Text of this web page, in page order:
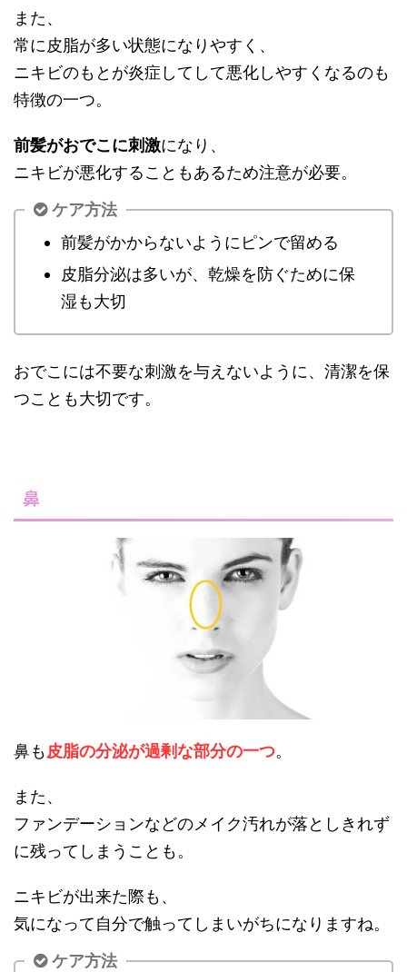
また、
常に皮脂が多い状態になりやすく、
ニキビのもとが炎症してして悪化しやすくなるのも
特徴の一つ。
前髪がおでこに刺激になり、
ニキビが悪化することもあるため注意が必要。
ケア方法
前髪がかからないようにピンで留める
皮脂分泌は多いが、乾燥を防ぐために保
湿も大切
おでこには不要な刺激を与えないように、清潔を保
つことも大切です。
鼻
鼻も皮脂の分泌が過剰な部分の一つ。
また、
ファンデーションなどのメイク汚れが落としきれず
に残ってしまうことも。
ニキビが出来た際も、
気になって自分で触ってしまいがちになりますね。
ケア方法